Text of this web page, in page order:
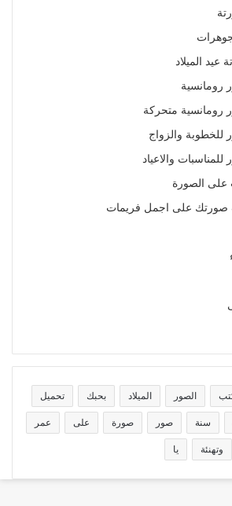
الميلاد
رومانسية
متحركة
والزواج
والاعياد
الصورة
على اجمل فريمات
الصور الميلاد بحبك تحميل
سنة صور صورة على عمر
وتهنئة يا